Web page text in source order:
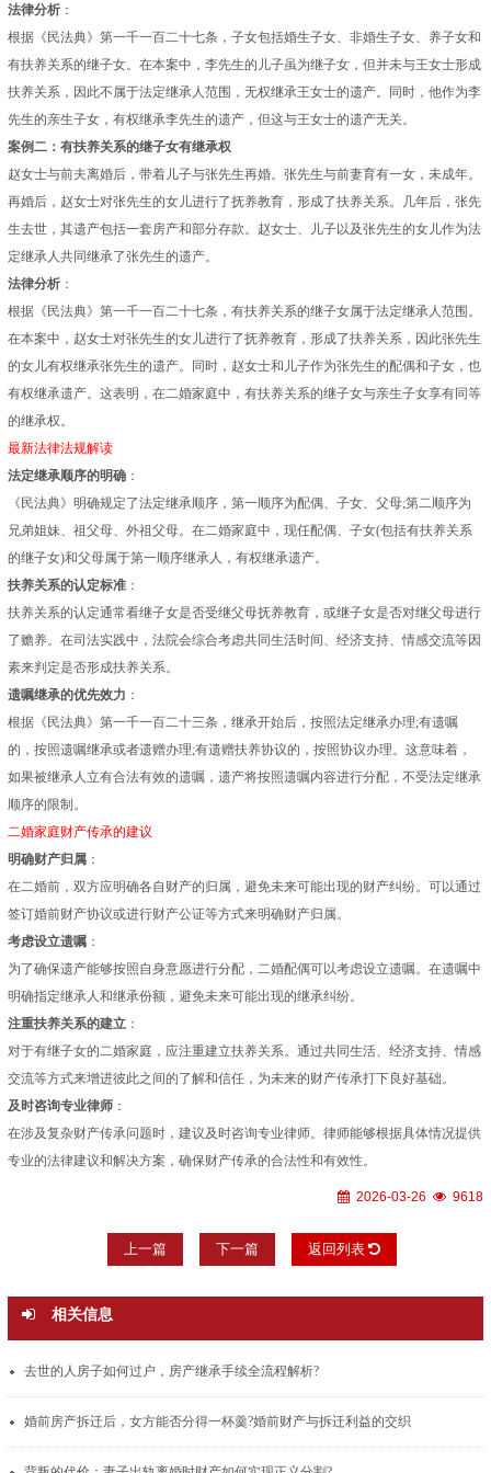
法律分析：
根据《民法典》第一千一百二十七条，子女包括婚生子女、非婚生子女、养子女和
有扶养关系的继子女。在本案中，李先生的儿子虽为继子女，但并未与王女士形成
扶养关系，因此不属于法定继承人范围，无权继承王女士的遗产。同时，他作为李
先生的亲生子女，有权继承李先生的遗产，但这与王女士的遗产无关。
案例二：有扶养关系的继子女有继承权
赵女士与前夫离婚后，带着儿子与张先生再婚。张先生与前妻育有一女，未成年。
再婚后，赵女士对张先生的女儿进行了抚养教育，形成了扶养关系。几年后，张先
生去世，其遗产包括一套房产和部分存款。赵女士、儿子以及张先生的女儿作为法
定继承人共同继承了张先生的遗产。
法律分析：
根据《民法典》第一千一百二十七条，有扶养关系的继子女属于法定继承人范围。
在本案中，赵女士对张先生的女儿进行了抚养教育，形成了扶养关系，因此张先生
的女儿有权继承张先生的遗产。同时，赵女士和儿子作为张先生的配偶和子女，也
有权继承遗产。这表明，在二婚家庭中，有扶养关系的继子女与亲生子女享有同等
的继承权。
最新法律法规解读
法定继承顺序的明确：
《民法典》明确规定了法定继承顺序，第一顺序为配偶、子女、父母;第二顺序为
兄弟姐妹、祖父母、外祖父母。在二婚家庭中，现任配偶、子女(包括有扶养关系
的继子女)和父母属于第一顺序继承人，有权继承遗产。
扶养关系的认定标准：
扶养关系的认定通常看继子女是否受继父母抚养教育，或继子女是否对继父母进行
了赡养。在司法实践中，法院会综合考虑共同生活时间、经济支持、情感交流等因
素来判定是否形成扶养关系。
遗嘱继承的优先效力 ：
根据《民法典》第一千一百二十三条，继承开始后，按照法定继承办理;有遗嘱
的，按照遗嘱继承或者遗赠办理;有遗赠扶养协议的，按照协议办理。这意味着，
如果被继承人立有合法有效的遗嘱，遗产将按照遗嘱内容进行分配，不受法定继承
顺序的限制。
二婚家庭财产传承的建议
明确财产归属：
在二婚前，双方应明确各自财产的归属，避免未来可能出现的财产纠纷。可以通过
签订婚前财产协议或进行财产公证等方式来明确财产归属。
考虑设立遗嘱：
为了确保遗产能够按照自身意愿进行分配，二婚配偶可以考虑设立遗嘱。在遗嘱中
明确指定继承人和继承份额，避免未来可能出现的继承纠纷。
注重扶养关系的建立：
对于有继子女的二婚家庭，应注重建立扶养关系。通过共同生活、经济支持、情感
交流等方式来增进彼此之间的了解和信任，为未来的财产传承打下良好基础。
及时咨询专业律师：
在涉及复杂财产传承问题时，建议及时咨询专业律师。律师能够根据具体情况提供
专业的法律建议和解决方案，确保财产传承的合法性和有效性。
2026-03-26 9618
上一篇 下一篇 返回列表
相关信息
去世的人房子如何过户，房产继承手续全流程解析?
婚前房产拆迁后，女方能否分得一杯羹?婚前财产与拆迁利益的交织